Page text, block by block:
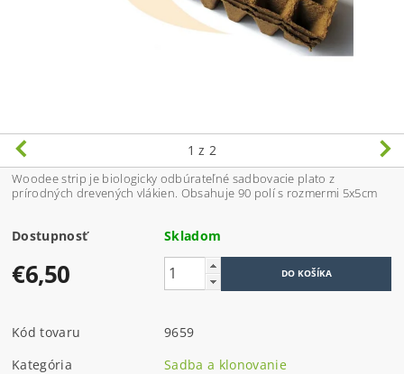
1 z 2
Woodee strip je biologicky odbúrateľné sadbovacie plato z
prírodných drevených vlákien. Obsahuje 90 polí s rozmermi 5x5cm
Dostupnosť Skladom
€6,50
Kód tovaru
9659
Kategória
Sadba a klonovanie